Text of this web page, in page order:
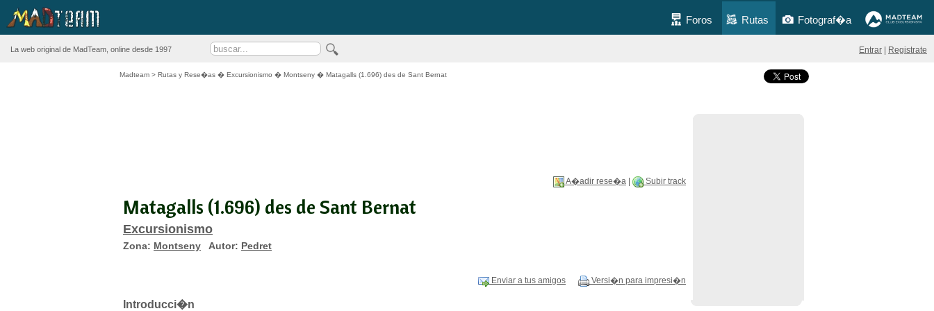
Foros Rutas Fotograf�a
La web original de MadTeam, online desde 1997 Entrar Registrate
Madteam > Rutas y Rese�as � Excursionismo � Montseny � Matagalls (1.696) des de Sant Bernat
A�adir rese�a Subir track
Matagalls (1.696) des de Sant Bernat
Excursionismo
Zona: Montseny Autor: Pedret
Enviar a tus amigos Versi�n para impresi�n
Introducci�n